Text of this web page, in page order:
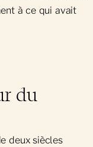
à ce qui avait
du
deux siècles